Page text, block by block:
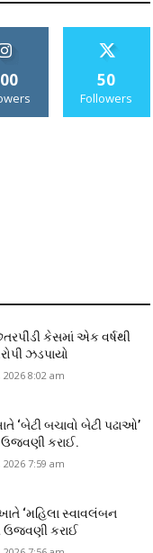
50
Followers
કેસમાં એક વર્ષથી
ઝડપાયો
8:02 am
‘બેટી બચાવો બેટી પઢાઓ’
ઉજવણી કરાઈ.
7:59 am
‘મહિલા સ્વાવલંબન
ઉજવણી કરાઈ